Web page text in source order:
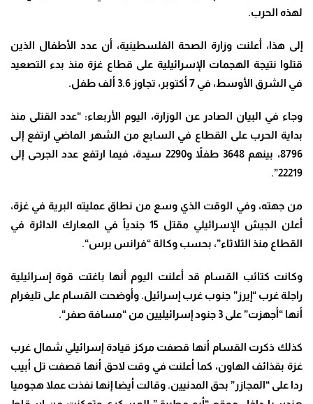
لهذه الحرب.
إلى هذا، أعلنت وزارة الصحة الفلسطينية، أن عدد الأطفال الذين
قتلوا نتيجة الهجمات الإسرائيلية على قطاع غزة منذ بدء التصعيد
في الشرق الأوسط، في 7 أكتوبر، تجاوز 3.6 ألف طفل
.
وجاء في البيان الصادر عن الوزارة، اليوم الأربعاء: “عدد القتلى منذ
بداية الحرب على القطاع في السابع من الشهر الماضي ارتفع إلى
8796، بينهم 3648 طفلاً و2290 سيدة، فيما ارتفع عدد الجرحى إلى
22219”.
من جهته، وفي الوقت الذي وسع من نطاق عمليته البرية في غزة،
أعلن الجيش الإسرائيلي مقتل 15 جندياً في المعارك الدائرة في
القطاع منذ الثلاثاء”، بحسب وكالة “فرانس برس“.
وكانت كتائب القسام قد أعلنت اليوم أنها باغتت قوة إسرائيلية
راجلة غرب “إيرز” جنوب غرب إسرائيل. وأوضحت القسام على تليغرام
أنها “أجهزت” على 3 جنود إسرائيليين من “مسافة صفر
“.
كذلك ذكرت القسام أنها قصفت مركز قيادة إسرائيلي شمال غرب
غزة بقذائف الهاون، كما أعلنت في وقت لاحق أنها قصفت تل أبيب
ردا على “المجازر” بحق المدنيين. وقالت أيضا إنها نفذت عملا هجوميا